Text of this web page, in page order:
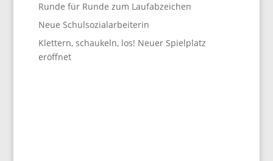
Runde für Runde zum Laufabzeichen
Neue Schulsozialarbeiterin
Klettern, schaukeln, los! Neuer Spielplatz
eröffnet